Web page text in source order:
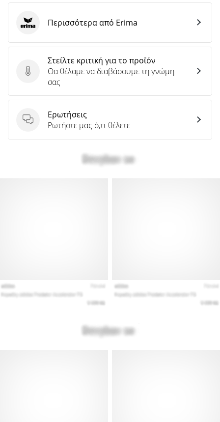
Στείλτε κριτική για το προϊόν
Στείλτε κριτική για το προϊόν
Θα θέλαμε να διαβάσουμε τη γνώμη
σας
Ερωτήσεις
Ερωτήσεις
Ρωτήστε μας ό,τι θέλετε
Erima Περισσότερα από Erima